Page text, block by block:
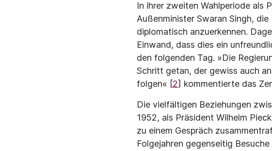
In ihrer zweiten Wahlperiode als
Außenminister Swaran Singh,
diplomatisch anzuerkennen.
Einwand, dass dies ein
den folgenden Tag. »Die
Schritt getan, der gewiss auch
folgen« [2] kommentierte das
Die vielfältigen Beziehungen
1952, als Präsident Wilhelm
zu einem Gespräch
Folgejahren gegenseitig